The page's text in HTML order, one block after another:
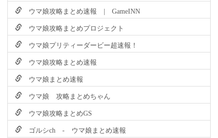
ウマ娘攻略まとめ速報 | GameINN
ウマ娘攻略まとめプロジェクト
ウマ娘プリティーダービー超速報！
ウマ娘攻略まとめ速報
ウマ娘まとめ速報
ウマ娘 攻略まとめちゃん
ウマ娘攻略まとめGS
ゴルシch - ウマ娘まとめ速報